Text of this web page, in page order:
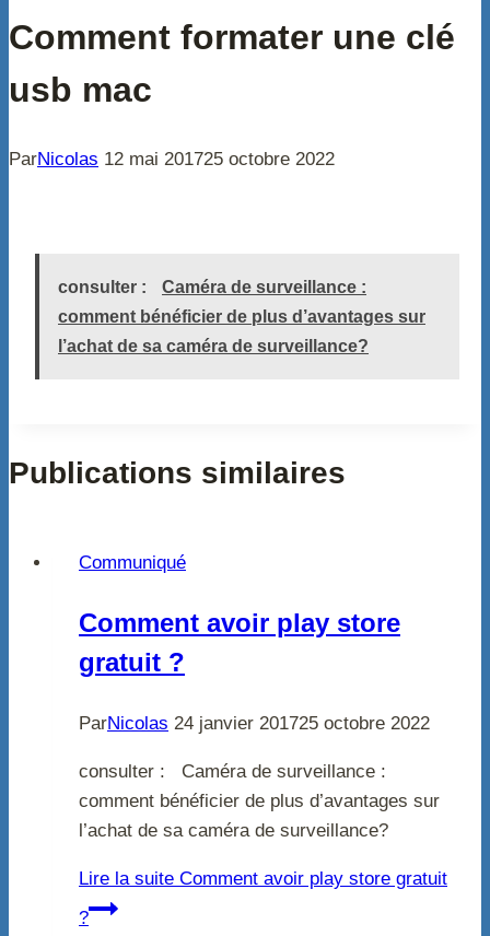
Comment formater une clé
usb mac
ParNicolas 12 mai 201725 octobre 2022
consulter :
Caméra de surveillance :
comment bénéficier de plus d’avantages sur
l’achat de sa caméra de surveillance?
Publications similaires
Communiqué
Comment avoir play store
gratuit ?
ParNicolas 24 janvier 201725 octobre 2022
consulter : Caméra de surveillance :
comment bénéficier de plus d’avantages sur
l’achat de sa caméra de surveillance?
Lire la suite Comment avoir play store gratuit
?